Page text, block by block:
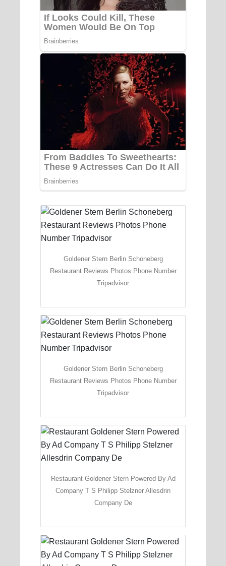
Goldener Stern Berlin Schoneberg
Restaurant Reviews Photos Phone Number
Tripadvisor
Goldener Stern Berlin Schoneberg
Restaurant Reviews Photos Phone Number
Tripadvisor
Restaurant Goldener Stern Powered By Ad
Company T S Philipp Stelzner Allesdrin
Company De